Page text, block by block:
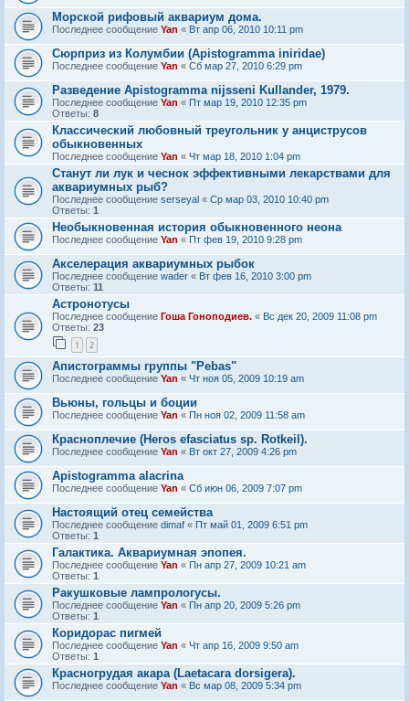
Морской рифовый аквариум дома.
Последнее сообщение Yan « Вт апр 06, 2010 10:11 pm
Сюрприз из Колумбии (Apistogramma iniridae)
Последнее сообщение Yan « Сб мар 27, 2010 6:29 pm
Разведение Apistogramma nijsseni Kullander, 1979.
Последнее сообщение Yan « Пт мар 19, 2010 12:35 pm
Ответы: 8
Классический любовный треугольник у анциструсов
обыкновенных
Последнее сообщение Yan « Чт мар 18, 2010 1:04 pm
Станут ли лук и чеснок эффективными лекарствами для
аквариумных рыб?
Последнее сообщение serseyal « Ср мар 03, 2010 10:40 pm
Ответы: 1
Необыкновенная история обыкновенного неона
Последнее сообщение Yan « Пт фев 19, 2010 9:28 pm
Акселерация аквариумных рыбок
Последнее сообщение wader « Вт фев 16, 2010 3:00 pm
Ответы: 11
Астронотусы
Последнее сообщение Гоша Гоноподиев. « Вс дек 20, 2009 11:08 pm
Ответы: 23
1 2
Апистограммы группы "Pebas"
Последнее сообщение Yan « Чт ноя 05, 2009 10:19 am
Вьюны, гольцы и боции
Последнее сообщение Yan « Пн ноя 02, 2009 11:58 am
Красноплечие (Heros efasciatus sp. Rotkeil).
Последнее сообщение Yan « Вт окт 27, 2009 4:26 pm
Apistogramma alacrina
Последнее сообщение Yan « Сб июн 06, 2009 7:07 pm
Настоящий отец семейства
Последнее сообщение dimaf « Пт май 01, 2009 6:51 pm
Ответы: 1
Галактика. Аквариумная эпопея.
Последнее сообщение Yan « Пн апр 27, 2009 10:21 am
Ответы: 1
Ракушковые лампрологусы.
Последнее сообщение Yan « Пн апр 20, 2009 5:26 pm
Ответы: 1
Коридорас пигмей
Последнее сообщение Yan « Чт апр 16, 2009 9:50 am
Ответы: 1
Красногрудая акара (Laetacara dorsigera).
Последнее сообщение Yan « Вс мар 08, 2009 5:34 pm